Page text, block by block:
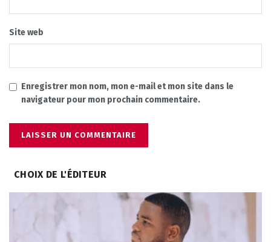
Site web
Enregistrer mon nom, mon e-mail et mon site dans le
navigateur pour mon prochain commentaire.
CHOIX DE L'ÉDITEUR